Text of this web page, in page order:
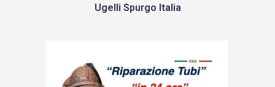
Ugelli Spurgo Italia